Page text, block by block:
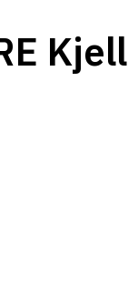
Kjell